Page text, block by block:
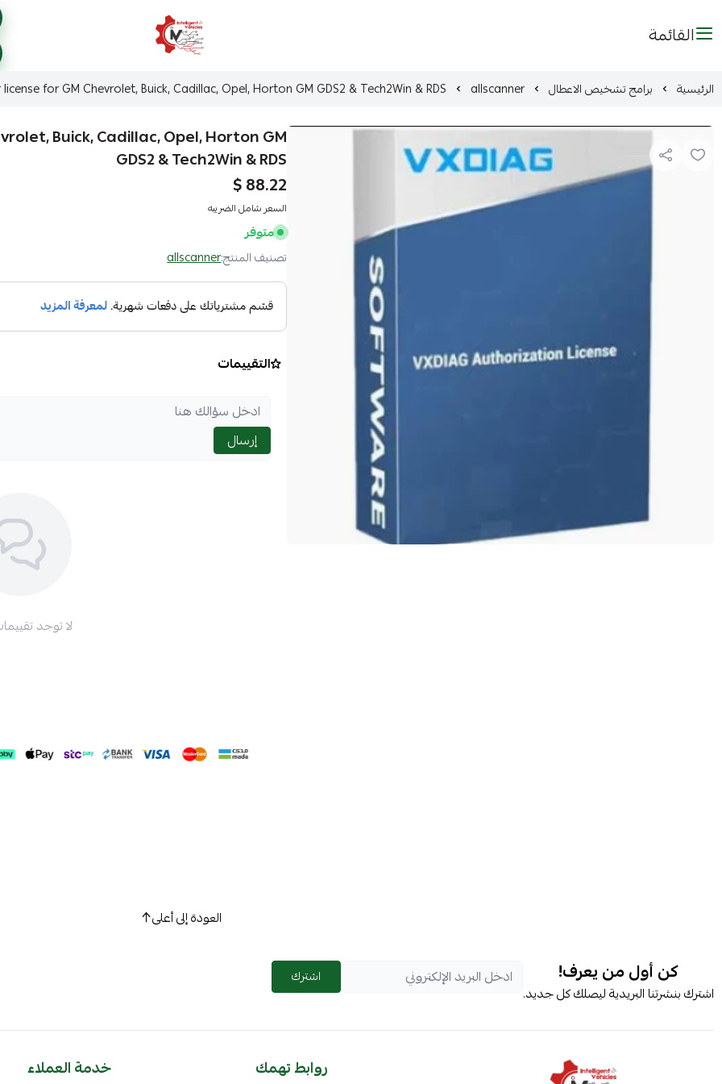
القائمة ذكاء المركبات Intelligent Vehicles
الرئيسية برامج تشخيص الاعطال allscanner
for GM Chevrolet, Buick, Cadillac, Opel, Horton GM GDS2 & Tech2Win & RDS
Buick, Cadillac, Opel, Horton GM
GDS2 & Tech2Win & RDS
88.22 $
السعر شامل الضريبه
متوفر
تصنيف المنتج:allscanner
التقييمات
إرسال
لا توجد
العودة إلى أعلى
كن أول من يعرف!
اشترك بنشرتنا البريدية ليصلك كل جديد.
اشترك
روابط تهمك خدمة العملاء